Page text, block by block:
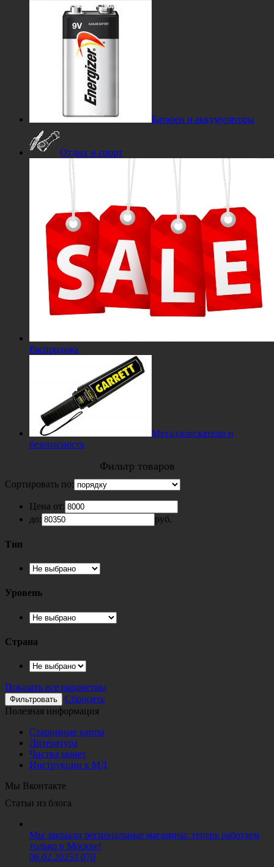
Батареи и аккумуляторы
Отдых и спорт
Распродажа
Металлоискатели и
безопасность
Фильтр товаров
Сортировать по:
Цена от:
до:
руб.
Тип
Уровень
Страна
Показать все параметры
Сбросить
Полезная информация
Старинные карты
Литература
Чистка монет
Инструкции к МД
Мы Вконтакте
Статьи из блога
Мы закрыли региональные магазины: теперь работаем
только в Москве!
06.02.20253 070